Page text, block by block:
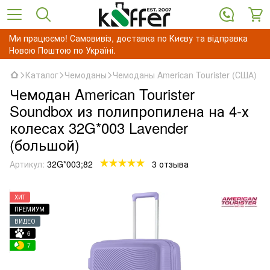
Ми працюємо! Самовивіз, доставка по Києву та відправка
Новою Поштою по Україні.
Каталог Чемоданы Чемоданы American Tourister (США)
Чемодан American Tourister
Soundbox из полипропилена на 4-х
колесах 32G*003 Lavender
(большой)
Артикул: 32G*003;82 3 отзыва
ХИТ
ПРЕМИУМ
ВИДЕО
6
7